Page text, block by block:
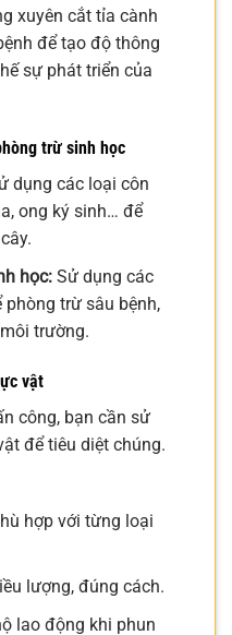
xuyên cắt tỉa cành
để tạo độ thông
sự phát triển của
trừ sinh học
dụng các loại côn
ong ký sinh… để
học:Sử dụng các
trừ sâu bệnh,
trường.
vật
công, bạn cần sử
để tiêu diệt chúng.
hợp với từng loại
lượng, đúng cách.
lao động khi phun